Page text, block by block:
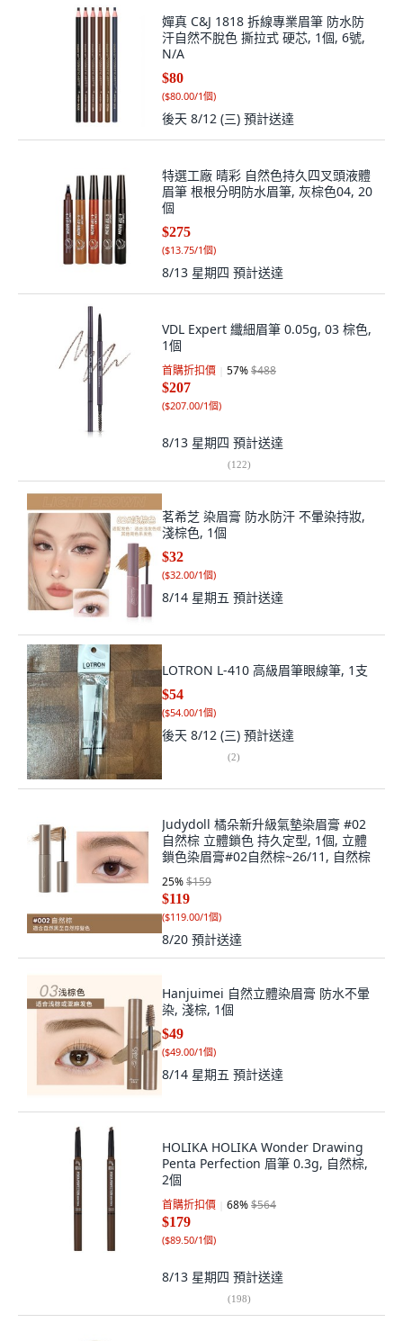
嬋真 C&J 1818 拆線專業眉筆 防水防
汗自然不脫色 撕拉式 硬芯, 1個, 6號,
N/A
$80
($80.00/1個)
後天 8/12 (三) 預計送達
特選工廠 晴彩 自然色持久四叉頭液體
眉筆 根根分明防水眉筆, 灰棕色04, 20
個
$275
($13.75/1個)
8/13 星期四 預計送達
VDL Expert 纖細眉筆 0.05g, 03 棕色,
1個
首購折扣價 57%$488
$207
($207.00/1個)
8/13 星期四 預計送達
(122)
茗希芝 染眉膏 防水防汗 不暈染持妝,
淺棕色, 1個
$32
($32.00/1個)
8/14 星期五 預計送達
LOTRON L-410 高級眉筆眼線筆, 1支
$54
($54.00/1個)
後天 8/12 (三) 預計送達
(2)
Judydoll 橘朵新升級氣墊染眉膏 #02
自然棕 立體鎖色 持久定型, 1個, 立體
鎖色染眉膏#02自然棕~26/11, 自然棕
25%$159
$119
($119.00/1個)
8/20 預計送達
Hanjuimei 自然立體染眉膏 防水不暈
染, 淺棕, 1個
$49
($49.00/1個)
8/14 星期五 預計送達
HOLIKA HOLIKA Wonder Drawing
Penta Perfection 眉筆 0.3g, 自然棕,
2個
首購折扣價 68%$564
$179
($89.50/1個)
8/13 星期四 預計送達
(198)